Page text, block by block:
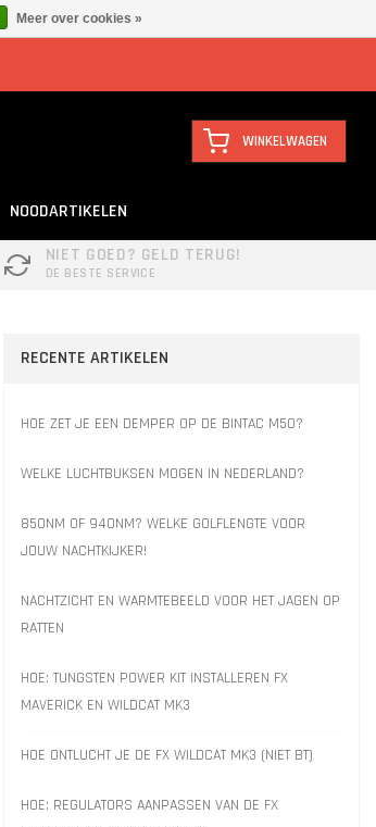
WINKELWAGEN
NOODARTIKELEN
NIET GOED? GELD TERUG!
DE BESTE SERVICE
RECENTE ARTIKELEN
HOE ZET JE EEN DEMPER OP DE BINTAC M50?
WELKE LUCHTBUKSEN MOGEN IN NEDERLAND?
850NM OF 940NM? WELKE GOLFLENGTE VOOR
JOUW NACHTKIJKER!
NACHTZICHT EN WARMTEBEELD VOOR HET JAGEN OP
RATTEN
HOE: TUNGSTEN POWER KIT INSTALLEREN FX
MAVERICK EN WILDCAT MK3
HOE ONTLUCHT JE DE FX WILDCAT MK3 (NIET BT)
HOE: REGULATORS AANPASSEN VAN DE FX
Meer over cookies »